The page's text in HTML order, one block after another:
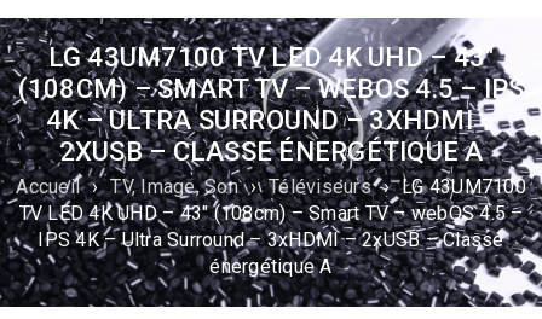
LG 43UM7100 TV LED 4K UHD – 43″
(108CM) – SMART TV – WEBOS 4.5 – IPS
4K – ULTRA SURROUND – 3XHDMI –
2XUSB – CLASSE ÉNERGÉTIQUE A
Accueil › TV, Image, Son › Téléviseurs › LG 43UM7100
TV LED 4K UHD – 43″ (108cm) – Smart TV – webOS 4.5 –
IPS 4K – Ultra Surround – 3xHDMI – 2xUSB – Classe
énergétique A